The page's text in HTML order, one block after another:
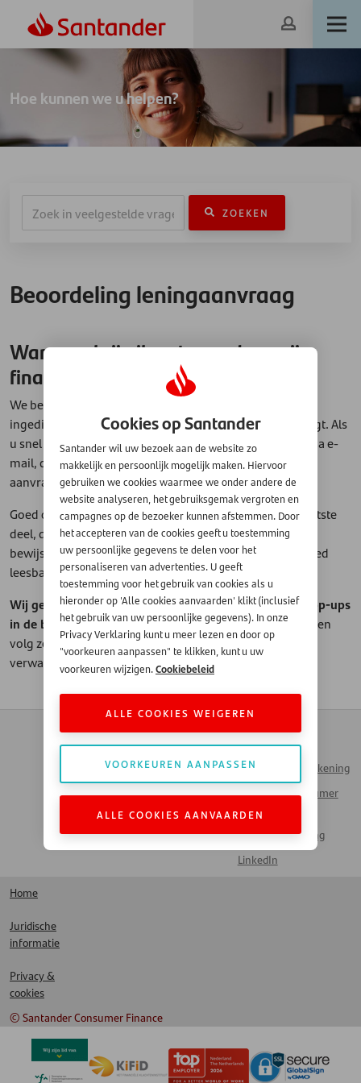
Hoe kunnen we u helpen?
ZOEKEN
Beoordeling leningaanvraag
Wanneer krijg ik antwoord op mijn
financieringsaanvraag?
We begrijpen dat als u een financieringsaanvraag heeft
ingediend, u het liefst meteen een antwoord van ons krijgt. Als
u snel en juist alle stappen opvolgt die wij van u vragen via e-
mail, dan kunt u ook snel een antwoord of uitslag op uw
aanvraag verwachten.
Goed om te weten is dat de leenaanvragen voor het grootste
deel, digitaal worden beoordeeld. De eventuele
bewijsdocumenten die wij u vragen, moeten daarom goed
leesbaar zijn.
Wij geven u hiervoor ook tips in onze e-mails en via pop-ups
in de beveiligde uploadomgeving.Lees deze goed door en
volg ze op zodat u snel een uitslag op uw aanvraag kunt
verwachten.
Veelgestelde vragen
Automotive
Inloggen Mijn Rekening
Santander Consumer
Bank
Santander Leasing
LinkedIn
Home
Juridische
informatie
Privacy &
cookies
© Santander Consumer Finance
Cookies op Santander
Santander wil uw bezoek aan de website zo
makkelijk en persoonlijk mogelijk maken. Hiervoor
gebruiken we cookies waarmee we onder andere de
website analyseren, het gebruiksgemak vergroten en
campagnes op de bezoeker kunnen afstemmen. Door
het accepteren van de cookies geeft u toestemming
uw persoonlijke gegevens te delen voor het
personaliseren van advertenties. U geeft
toestemming voor het gebruik van cookies als u
hieronder op 'Alle cookies aanvaarden' klikt (inclusief
het gebruik van uw persoonlijke gegevens). In onze
Privacy Verklaring kunt u meer lezen en door op
"voorkeuren aanpassen" te klikken, kunt u uw
voorkeuren wijzigen.Cookiebeleid
ALLE COOKIES WEIGEREN
VOORKEUREN AANPASSEN
ALLE COOKIES AANVAARDEN